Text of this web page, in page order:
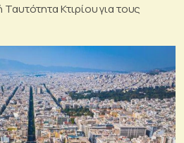
Ταυτότητα Κτιρίου για τους